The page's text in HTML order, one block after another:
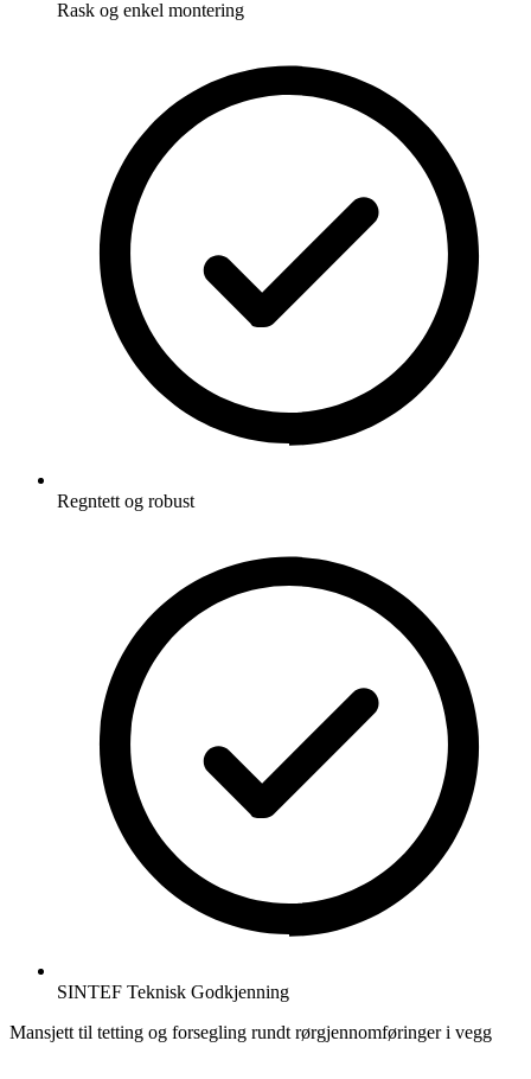
Rask og enkel montering
Regntett og robust
SINTEF Teknisk Godkjenning
Mansjett til tetting og forsegling rundt rørgjennomføringer i vegg